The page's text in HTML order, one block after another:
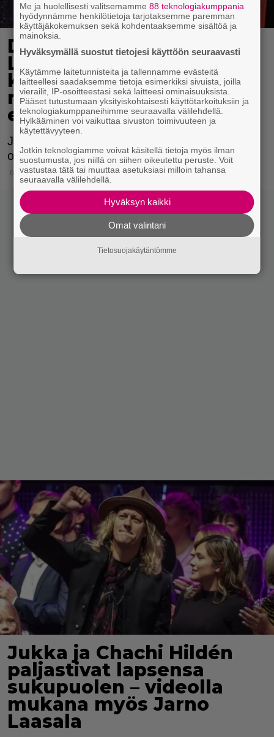
Duudsoneiden Jarno
Laasala sairastui
koronaan – esittää yhden
merkittävän toiveen
epidemian hoitoon
Jarno Laasala kertoo selvinneensä lievillä
oireilla.
6.1.2022 17:15
Jukka ja Chachi Hildén
paljastivat lapsensa
sukupuolen – videolla
mukana myös Jarno
Laasala
Me ja huolellisesti valitsemamme88 teknologiakumppania
hyödynnämme henkilötietoja tarjotaksemme paremman
käyttäjäkokemuksen sekä kohdentaaksemme sisältöä ja
mainoksia.
Hyväksymällä suostut tietojesi käyttöön seuraavasti
Käytämme laitetunnisteita ja tallennamme evästeitä
laitteellesi saadaksemme tietoja esimerkiksi sivuista, joilla
vierailit, IP-osoitteestasi sekä laitteesi ominaisuuksista.
Pääset tutustumaan yksityiskohtaisesti käyttötarkoituksiin ja
teknologiakumppaneihimme seuraavalla välilehdellä.
Hylkääminen voi vaikuttaa sivuston toimivuuteen ja
käytettävyyteen.
Jotkin teknologiamme voivat käsitellä tietoja myös ilman
suostumusta, jos niillä on siihen oikeutettu peruste. Voit
vastustaa tätä tai muuttaa asetuksiasi milloin tahansa
seuraavalla välilehdellä.
Hyväksyn kaikki
Omat valintani
Tietosuojakäytäntömme